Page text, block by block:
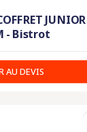
JUNIOR
- Bistrot
AU DEVIS